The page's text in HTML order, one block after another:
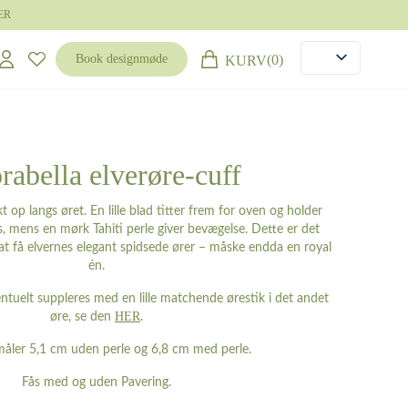
Book designmøde KURV(0)
elverøre-cuff
op langs øret. En lille blad titter frem for oven og holder
mens en mørk Tahiti perle giver bevægelse. Dette er det
elvernes elegant spidsede ører – måske endda en royal
én.
suppleres med en lille matchende ørestik i det andet
øre, se den HER.
5,1 cm uden perle og 6,8 cm med perle.
Fås med og uden Pavering.